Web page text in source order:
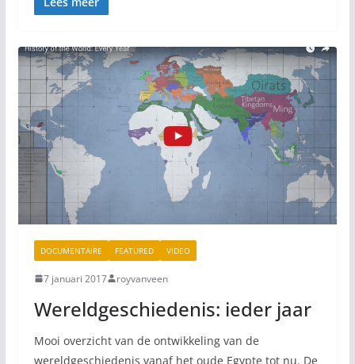
DOCUMENTAIRE FEATURED VIDEO
7 januari 2017 royvanveen
Wereldgeschiedenis: ieder jaar
Mooi overzicht van de ontwikkeling van de
wereldgeschiedenis vanaf het oude Egypte tot nu. De